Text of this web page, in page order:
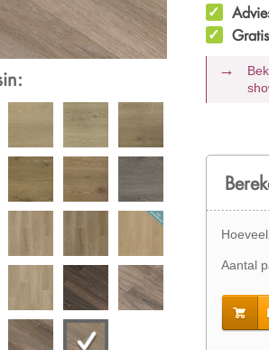
Aantal